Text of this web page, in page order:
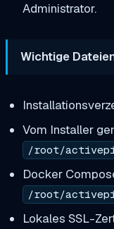
Administrator.
Wichtige
Vom Installer
/root/
Docker
/root/
Lokales SSL-